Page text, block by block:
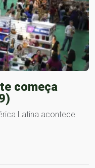
começa
Latina acontece